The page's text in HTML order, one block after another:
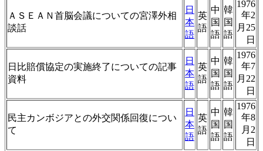
ＡＳＥＡＮ首脳会議についての宮澤外相
談話
日
本
語
英
語
中
国
語
韓
国
語
1976
年2
月25
日
日比賠償協定の実施終了についての記事
資料
日
本
語
英
語
中
国
語
韓
国
語
1976
年7
月22
日
民主カンボジアとの外交関係回復につい
て
日
本
語
英
語
中
国
語
韓
国
語
1976
年8
月2
日